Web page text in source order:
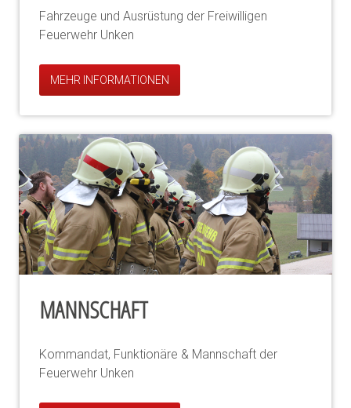
Fahrzeuge und Ausrüstung der Freiwilligen
Feuerwehr Unken
MEHR INFORMATIONEN
MANNSCHAFT
Kommandat, Funktionäre & Mannschaft der
Feuerwehr Unken